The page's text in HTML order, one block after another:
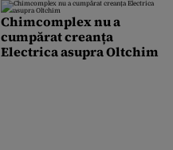
Chimcomplex nu a
cumpărat creanța
Electrica asupra Oltchim